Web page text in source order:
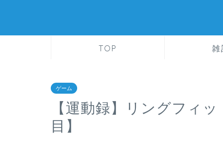
TOP 雑
ゲーム
【運動録】リングフィ
目】